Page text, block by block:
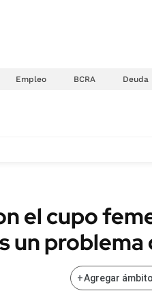
Empleo BCRA Deuda
Sustentabilidad
ENERGY REPORT
POLÍTICA
el cupo
un problema
+Agregar